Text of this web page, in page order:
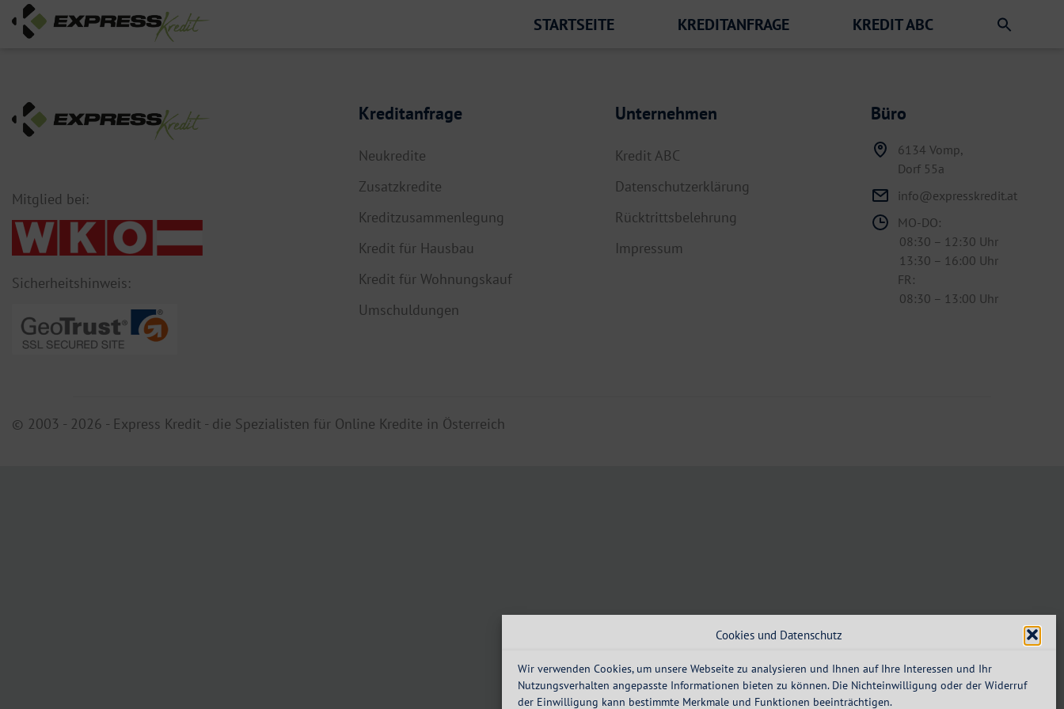
Cookies und Datenschutz
Wir verwenden Cookies, um unsere Webseite zu analysieren und Ihnen auf Ihre Interessen und Ihr
Nutzungsverhalten angepasste Informationen bieten zu können. Die Nichteinwilligung oder der Widerruf
der Einwilligung kann bestimmte Merkmale und Funktionen beeinträchtigen.
STARTSEITE KREDITANFRAGE KREDIT ABC
Mitglied bei:
Sicherheitshinweis:
Kreditanfrage
Neukredite
Zusatzkredite
Kreditzusammenlegung
Kredit für Hausbau
Kredit für Wohnungskauf
Umschuldungen
Unternehmen
Kredit ABC
Datenschutzerklärung
Rücktrittsbelehrung
Impressum
Büro
6134 Vomp,
Dorf 55a
info@expresskredit.at
MO-DO:
08:30 – 12:30 Uhr
13:30 – 16:00 Uhr
FR:
08:30 – 13:00 Uhr
© 2003 - 2026 - Express Kredit - die Spezialisten für Online Kredite in Österreich